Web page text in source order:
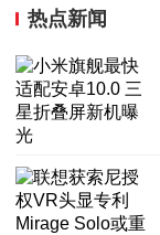
热点新闻